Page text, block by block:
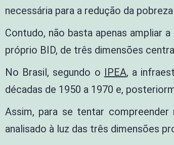
necessária para a redução da
Contudo, não basta apenas ampliar
próprio BID, de três dimensões
No Brasil, segundo o IPEA, a
décadas de 1950 a 1970 e,
Assim, para se tentar
analisado à luz das três dimensões